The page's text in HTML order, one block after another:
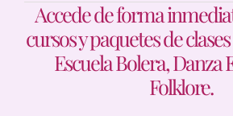
Accede de forma
cursos y paquetes de
Escuela Bolera, Danza
Folklore.